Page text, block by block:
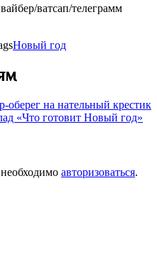
ватсап/телеграмм
Новый год
оберег на нательный крестик
«Что готовит Новый год»
авторизоваться.